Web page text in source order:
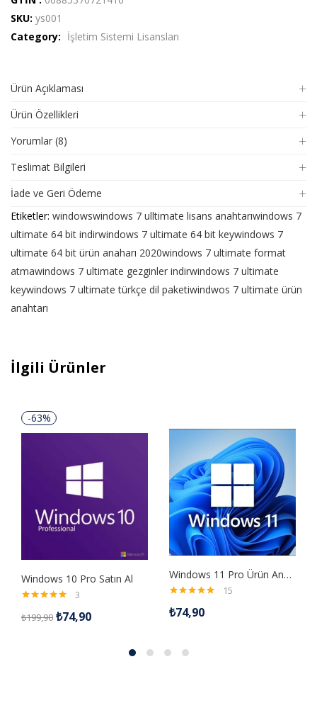
SKU: ys001
Category: İşletim Sistemi Lisansları
Ürün Açıklaması
Ürün Özellikleri
Yorumlar (8)
Teslimat Bilgileri
İade ve Geri Ödeme
Etiketler: windowswindows 7 ulltimate lisans anahtarıwindows 7
ultimate 64 bit indirwindows 7 ultimate 64 bit keywindows 7
ultimate 64 bit ürün anaharı 2020windows 7 ultimate format
atmawindows 7 ultimate gezginler indirwindows 7 ultimate
keywindows 7 ultimate türkçe dil paketiwindwos 7 ultimate ürün
anahtarı
İlgili Ürünler
-63%
Windows 10 Pro Satın Al
5.00oy aldı
3
₺199,90 ₺74,90
Windows 11 Pro Ürün Anahtarı
5.00oy aldı
15
₺74,90